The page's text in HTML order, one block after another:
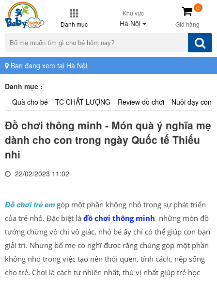
Danh mục
Khu vực
Hà Nội Giỏ hàng
0
Bạn đang xem tại Hà Nội
Danh mục :
Quà cho bé
TC CHẤT LƯỢNG Review đồ chơi Nuôi dạy con
Đồ chơi thông minh - Món quà ý nghĩa mẹ
dành cho con trong ngày Quốc tế Thiếu
nhi
22/02/2023 11:02
Đồ chơi trẻ em góp một phần không nhỏ trong sự phát triển
của trẻ nhỏ. Đặc biệt là đồ chơi thông minh những món đồ
tưởng chừng vô chi vô giác, nhỏ bé ấy chỉ có thể giúp con bạn
giải trí. Nhưng bố mẹ có nghĩ được rằng chúng góp một phần
không nhỏ trong việc tạo nên thói quen, tính cách, nếp sống
cho trẻ. Chơi là cách tự nhiên nhất, thú vị nhất giúp trẻ học